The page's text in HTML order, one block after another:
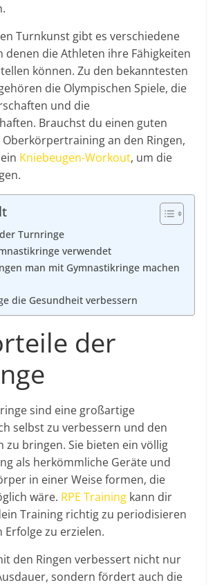
Turnkunst gibt es verschiedene
denen die Athleten ihre Fähigkeiten
können. Zu den bekanntesten
die Olympischen Spiele, die
und die
Brauchst du einen guten
an den Ringen,
Kniebeugen-Workout, um die
Turnringe
verwendet
man mit Gymnastikringe machen
die Gesundheit verbessern
der
sind eine großartige
selbst zu verbessern und den
zu bringen. Sie bieten ein völlig
als herkömmliche Geräte und
in einer Weise formen, die
wäre. RPE Training kann dir
Training richtig zu periodisieren
Erfolge zu erzielen.
den Ringen verbessert nicht nur
sondern fördert auch die